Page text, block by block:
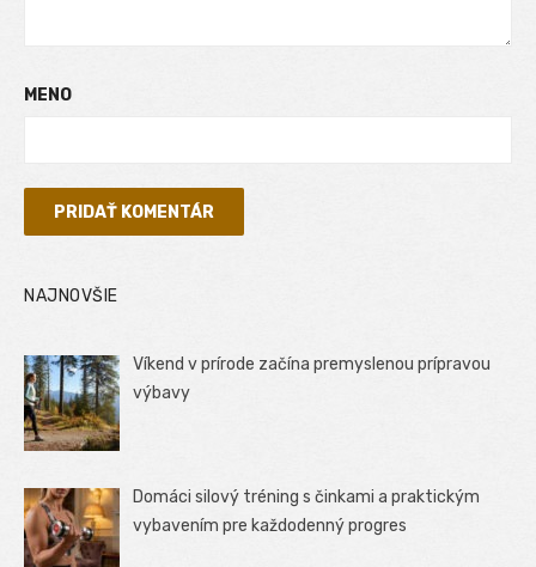
MENO
NAJNOVŠIE
Víkend v prírode začína premyslenou prípravou
výbavy
Domáci silový tréning s činkami a praktickým
vybavením pre každodenný progres